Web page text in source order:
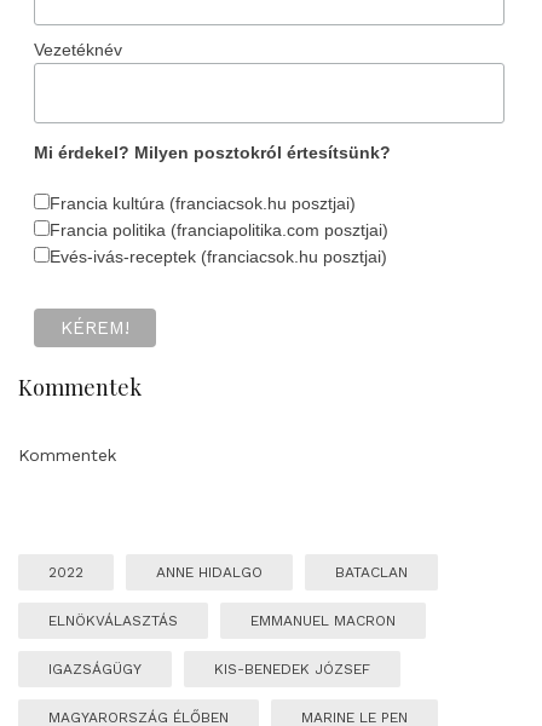
Vezetéknév
Mi érdekel? Milyen posztokról értesítsünk?
Francia kultúra (franciacsok.hu posztjai)
Francia politika (franciapolitika.com posztjai)
Evés-ivás-receptek (franciacsok.hu posztjai)
Kommentek
Kommentek
2022 ANNE HIDALGO BATACLAN
ELNÖKVÁLASZTÁS EMMANUEL MACRON
IGAZSÁGÜGY KIS-BENEDEK JÓZSEF
MAGYARORSZÁG ÉLŐBEN MARINE LE PEN